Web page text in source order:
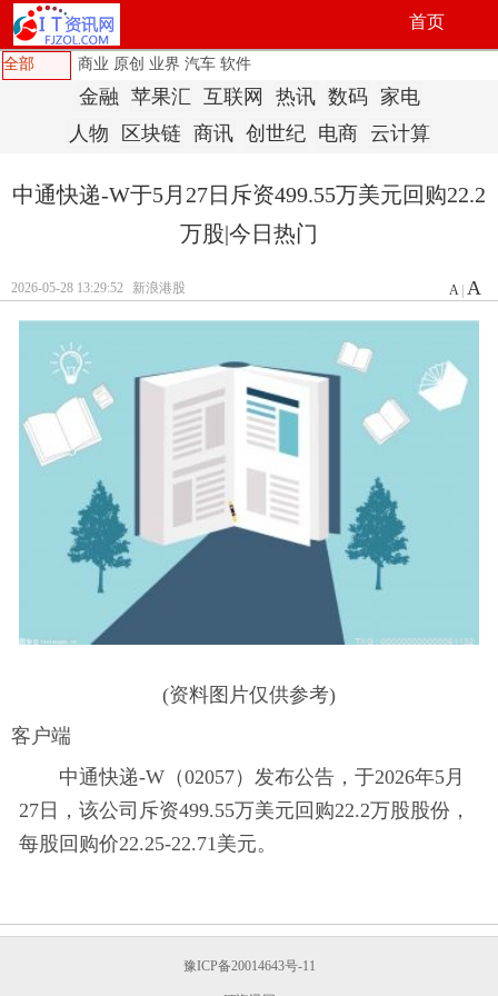
首页
全部 商业 原创 业界 汽车 软件
金融 苹果汇 互联网 热讯 数码
家电
人物
区块链 商讯 创世纪 电商 云计算
中通快递-W于5月27日斥资499.55万美元回购22.2
万股|今日热门
2026-05-28 13:29:52 新浪港股 A| A
(资料图片仅供参考)
客户端
中通快递-W（02057）发布公告，于2026年5月
27日，该公司斥资499.55万美元回购22.2万股股份，
每股回购价22.25-22.71美元。
豫ICP备20014643号-11